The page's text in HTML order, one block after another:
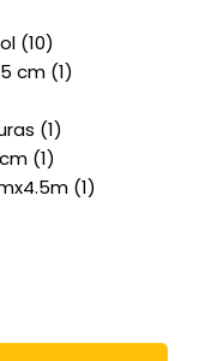
(10)
cm (1)
(1)
(1)
(1)